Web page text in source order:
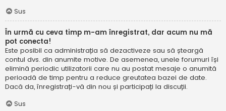
Sus
În urmă cu ceva timp m-am înregistrat, dar acum nu mă
pot conecta!
Este posibil ca administrația să dezactiveze sau să șteargă
contul dvs. din anumite motive. De asemenea, unele forumuri își
elimină periodic utilizatorii care nu au postat mesaje o anumită
perioadă de timp pentru a reduce greutatea bazei de date.
Dacă da, înregistrați-vă din nou și participați la discuții.
Sus